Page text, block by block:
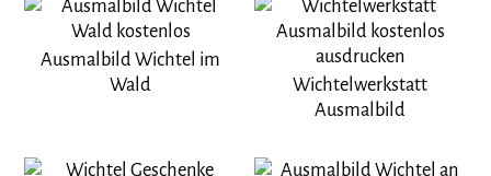
Ausmalbild Wichtel im
Wald
Wichtelwerkstatt
Ausmalbild